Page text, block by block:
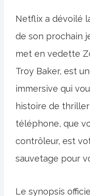
Netflix a dévoilé
de son prochain
met en vedette
Troy Baker, est
immersive qui
histoire de
téléphone, que
contrôleur, est
sauvetage pour
Le synopsis